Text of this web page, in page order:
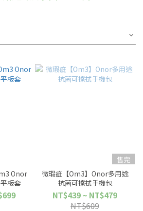
Onor
板套
售完
微瑕疵【Om3】Onor多用途
抗菌可擦拭手機包
NT$439 ~ NT$479
NT$609